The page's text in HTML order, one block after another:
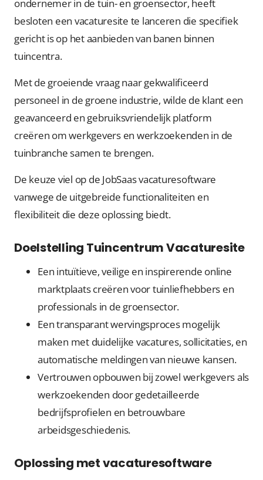
ondernemer in de tuin- en groensector, heeft
besloten een vacaturesite te lanceren die specifiek
gericht is op het aanbieden van banen binnen
tuincentra.
Met de groeiende vraag naar gekwalificeerd
personeel in de groene industrie, wilde de klant een
geavanceerd en gebruiksvriendelijk platform
creëren om werkgevers en werkzoekenden in de
tuinbranche samen te brengen.
De keuze viel op de JobSaas vacaturesoftware
vanwege de uitgebreide functionaliteiten en
flexibiliteit die deze oplossing biedt.
Doelstelling Tuincentrum Vacaturesite
Een intuïtieve, veilige en inspirerende online
marktplaats creëren voor tuinliefhebbers en
professionals in de groensector.
Een transparant wervingsproces mogelijk
maken met duidelijke vacatures, sollicitaties, en
automatische meldingen van nieuwe kansen.
Vertrouwen opbouwen bij zowel werkgevers als
werkzoekenden door gedetailleerde
bedrijfsprofielen en betrouwbare
arbeidsgeschiedenis.
Oplossing met vacaturesoftware